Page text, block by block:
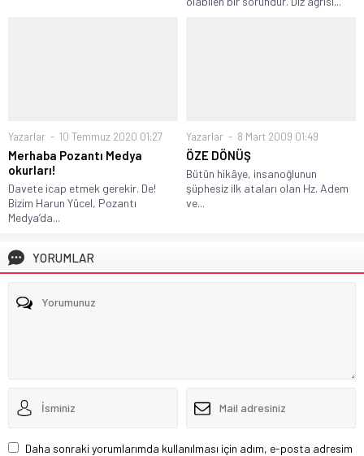
Yazarlar 10 Temmuz 2020 01:27
Merhaba Pozantı Medya
okurları!
Davete icap etmek gerekir. De!
Bizim Harun Yücel, Pozantı
Medya’da...
Yazarlar 8 Mart 2009 01:49
ÖZE DÖNÜŞ
Bütün hikâye, insanoğlunun
şüphesiz ilk ataları olan Hz. Adem
ve...
YORUMLAR
Daha sonraki yorumlarımda kullanılması için adım, e-posta adresim